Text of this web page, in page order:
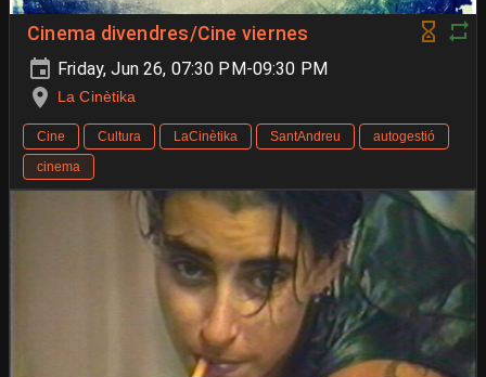
Cinema divendres/Cine viernes
Friday, Jun 26, 07:30 PM-09:30 PM
La Cinètika
Cine Cultura LaCinètika SantAndreu
autogestió
cinema